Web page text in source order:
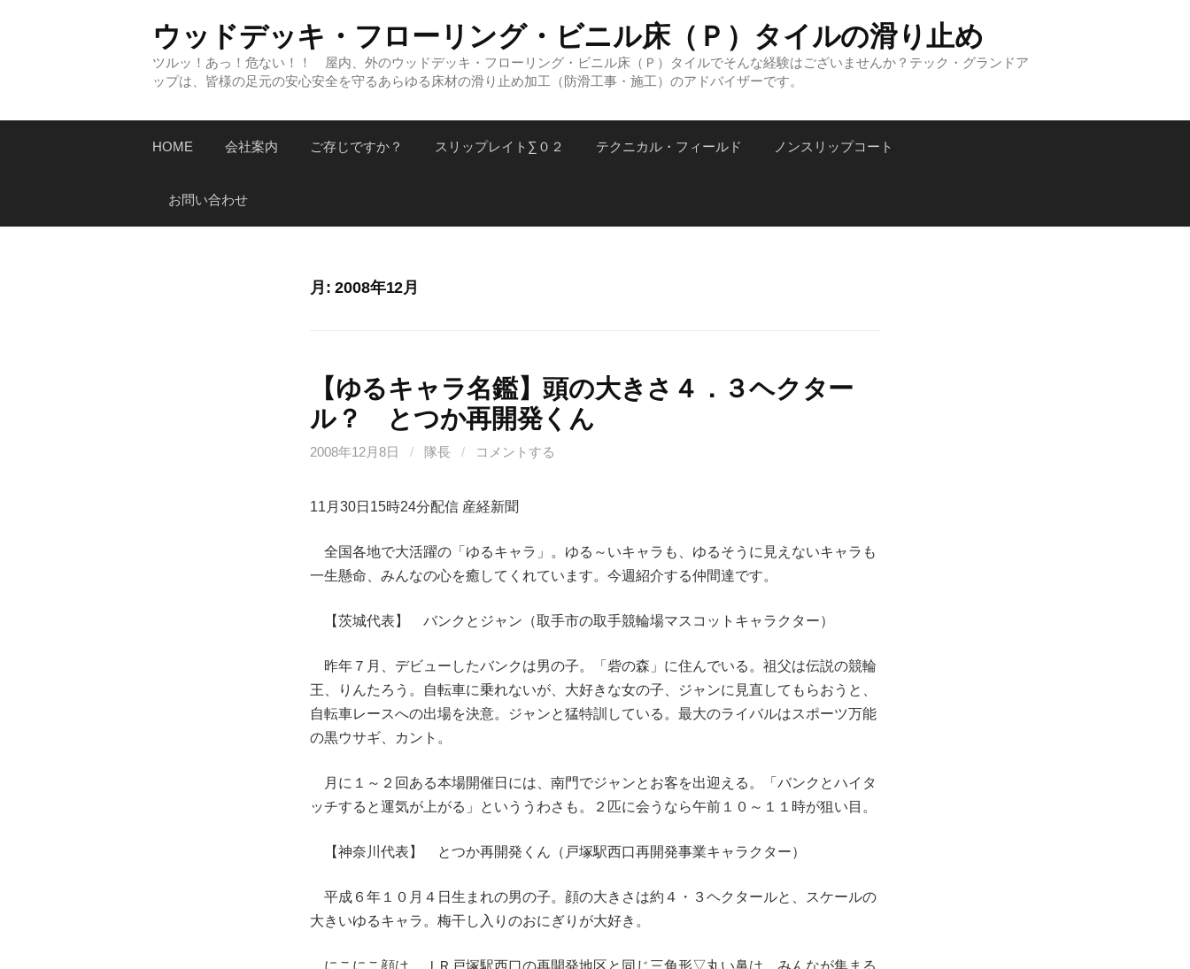
プ
ウッドデッキ・フローリング・ビニル床（Ｐ）タイルの滑り止め
ツルッ！あっ！危ない！！ 屋内、外のウッドデッキ・フローリング・ビニル床（Ｐ）タイルでそんな経験はございませんか？テック・グランドア
ップは、皆様の足元の安心安全を守るあらゆる床材の滑り止め加工（防滑工事・施工）のアドバイザーです。
HOME 会社案内 ご存じですか？ スリップレイト∑０２ テクニカル・フィールド ノンスリップコート
お問い合わせ
月:2008年12月
【ゆるキャラ名鑑】頭の大きさ４．３ヘクター
ル？ とつか再開発くん
2008年12月8日 / 隊長 / コメントする
11月30日15時24分配信 産経新聞
全国各地で大活躍の「ゆるキャラ」。ゆる～いキャラも、ゆるそうに見えないキャラも
一生懸命、みんなの心を癒してくれています。今週紹介する仲間達です。
【茨城代表】 バンクとジャン（取手市の取手競輪場マスコットキャラクター）
昨年７月、デビューしたバンクは男の子。「砦の森」に住んでいる。祖父は伝説の競輪
王、りんたろう。自転車に乗れないが、大好きな女の子、ジャンに見直してもらおうと、
自転車レースへの出場を決意。ジャンと猛特訓している。最大のライバルはスポーツ万能
の黒ウサギ、カント。
月に１～２回ある本場開催日には、南門でジャンとお客を出迎える。「バンクとハイタ
ッチすると運気が上がる」といううわさも。２匹に会うなら午前１０～１１時が狙い目。
【神奈川代表】 とつか再開発くん（戸塚駅西口再開発事業キャラクター）
平成６年１０月４日生まれの男の子。顔の大きさは約４・３ヘクタールと、スケールの
大きいゆるキャラ。梅干し入りのおにぎりが大好き。
にこにこ顔は、ＪＲ戸塚駅西口の再開発地区と同じ三角形▽丸い鼻は、みんなが集まる